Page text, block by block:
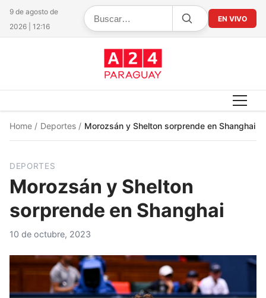
9 de agosto de
2026 | 12:16
EN VIVO
Home / Deportes / Morozsán y Shelton sorprende en Shanghai
DEPORTES
Morozsán y Shelton
sorprende en Shanghai
10 de octubre, 2023